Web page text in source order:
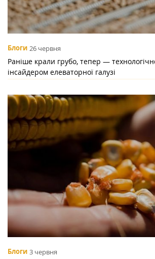
Блоги 26 червня
Раніше крали грубо, тепер —
інсайдером елеваторної галузі
Блоги 3 червня